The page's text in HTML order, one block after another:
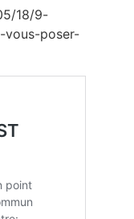
18/9-
vous-poser-